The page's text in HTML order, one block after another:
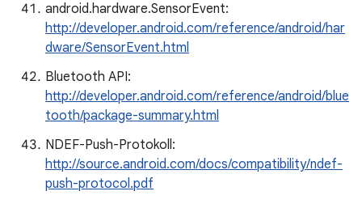
android.hardware.SensorEvent:
http://developer.android.com/reference/android/har
dware/SensorEvent.html
Bluetooth API:
http://developer.android.com/reference/android/blue
tooth/package-summary.html
NDEF-Push-Protokoll:
http://source.android.com/docs/compatibility/ndef-
push-protocol.pdf